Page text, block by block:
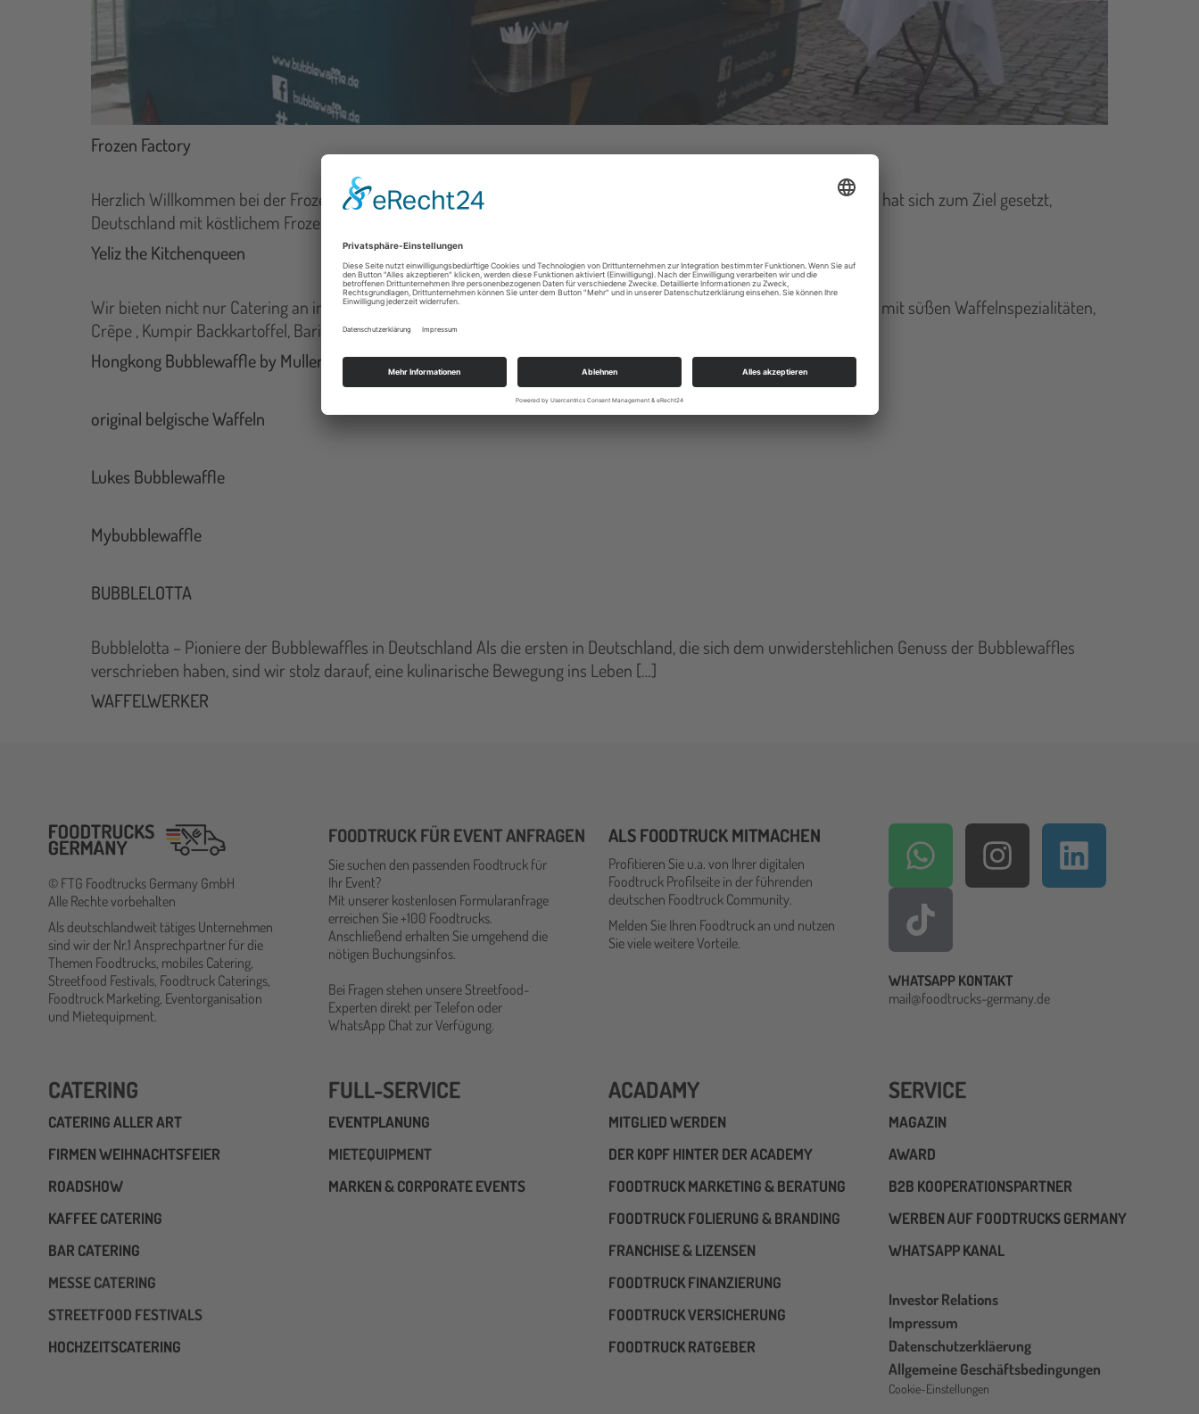
Frozen Factory
Herzlich Willkommen bei der Frozen Yogurt Factory, Ihrem einzigartigen Genusserlebnis auf Rädern! Unser Foodtruck hat sich zum Ziel gesetzt,
Deutschland mit köstlichem Frozen Yogurt und erfrischendem Softeis zu bereichern. Unsere […]
Yeliz the Kitchenqueen
Wir bieten nicht nur Catering an im Bereich professionelle Fingerfood und Torten, sondern sind auch als Foodtrucker mit süßen Waffelnspezialitäten,
Crêpe , Kumpir Backkartoffel, Barista Kaffee bei Events unterwegs. Ich […]
Hongkong Bubblewaffle by Muller
original belgische Waffeln
Lukes Bubblewaffle
Mybubblewaffle
BUBBLELOTTA
Bubblelotta – Pioniere der Bubblewaffles in Deutschland Als die ersten in Deutschland, die sich dem unwiderstehlichen Genuss der Bubblewaffles
verschrieben haben, sind wir stolz darauf, eine kulinarische Bewegung ins Leben […]
WAFFELWERKER
© FTG Foodtrucks Germany GmbH
Alle Rechte vorbehalten
Als deutschlandweit tätiges Unternehmen
sind wir der Nr.1 Ansprechpartner für die
Themen Foodtrucks, mobiles Catering,
Streetfood Festivals, Foodtruck Caterings,
Foodtruck Marketing, Eventorganisation
und Mietequipment.
FOODTRUCK FÜR EVENT ANFRAGEN
Sie suchen den passenden Foodtruck für
Ihr Event?
Mit unserer kostenlosen Formularanfrage
erreichen Sie +100 Foodtrucks.
Anschließend erhalten Sie umgehend die
nötigen Buchungsinfos.
Bei Fragen stehen unsere Streetfood-
Experten direkt per Telefon oder
WhatsApp Chat zur Verfügung.
ALS FOODTRUCK MITMACHEN
Profitieren Sie u.a. von Ihrer digitalen
Foodtruck Profilseite in der führenden
deutschen Foodtruck Community.
Melden Sie Ihren Foodtruck an und nutzen
Sie viele weitere Vorteile.
WHATSAPP KONTAKT
mail@foodtrucks-germany.de
CATERING
CATERING ALLER ART
FIRMEN WEIHNACHTSFEIER
ROADSHOW
KAFFEE CATERING
BAR CATERING
MESSE CATERING
STREETFOOD FESTIVALS
HOCHZEITSCATERING
FULL-SERVICE
EVENTPLANUNG
MIETEQUIPMENT
MARKEN & CORPORATE EVENTS
ACADAMY
MITGLIED WERDEN
DER KOPF HINTER DER ACADEMY
FOODTRUCK MARKETING & BERATUNG
FOODTRUCK FOLIERUNG & BRANDING
FRANCHISE & LIZENSEN
FOODTRUCK FINANZIERUNG
FOODTRUCK VERSICHERUNG
FOODTRUCK RATGEBER
SERVICE
MAGAZIN
AWARD
B2B KOOPERATIONSPARTNER
WERBEN AUF FOODTRUCKS GERMANY
WHATSAPP KANAL
Investor Relations
Impressum
Datenschutzerkläerung
Allgemeine Geschäftsbedingungen
Cookie-Einstellungen